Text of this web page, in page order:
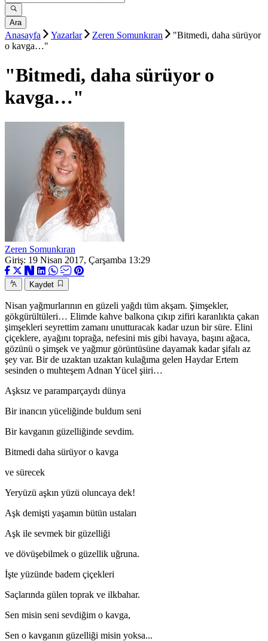
Ara
Anasayfa Yazarlar Zeren Somunkıran
"Bitmedi, daha sürüyor
o kavga…"
"Bitmedi, daha sürüyor o
kavga…"
Zeren Somunkıran
Giriş: 19 Nisan 2017, Çarşamba 13:29
Kaydet
Nisan yağmurlarının en güzeli yağdı tüm akşam. Şimşekler,
gökgürültüleri… Elimde kahve balkona çıkıp zifiri karanlıkta çakan
şimşekleri seyrettim zamanı unutturacak kadar uzun bir süre. Elini
çiçeklere, ayağını toprağa, nefesini mis gibi havaya, başını ağaca,
gözünü o şimşek ve yağmur görüntüsüne dayamak kadar şifalı az
şey var. Bir de uzaktan uzaktan kulağıma gelen Haydar Ertem
sesinden o muhteşem Adnan Yücel şiiri…
Aşksız ve paramparçaydı dünya
Bir inancın yüceliğinde buldum seni
Bir kavganın güzelliğinde sevdim.
Bitmedi daha sürüyor o kavga
ve sürecek
Yeryüzü aşkın yüzü oluncaya dek!
Aşk demişti yaşamın bütün ustaları
Aşk ile sevmek bir güzelliği
ve dövüşebilmek o güzellik uğruna.
İşte yüzünde badem çiçekleri
Saçlarında gülen toprak ve ilkbahar.
Sen misin seni sevdiğim o kavga,
Sen o kavganın güzelliği misin yoksa...